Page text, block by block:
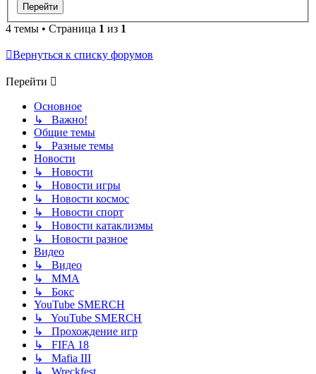
4 темы • Страница 1 из 1
Вернуться к списку форумов
Перейти
Основное
↳ Важно!
Общие темы
↳ Разные темы
Новости
↳ Новости
↳ Новости игры
↳ Новости космос
↳ Новости спорт
↳ Новости катаклизмы
↳ Новости разное
Видео
↳ Видео
↳ ММА
↳ Бокс
YouTube SMERCH
↳ YouTube SMERCH
↳ Прохождение игр
↳ FIFA 18
↳ Mafia III